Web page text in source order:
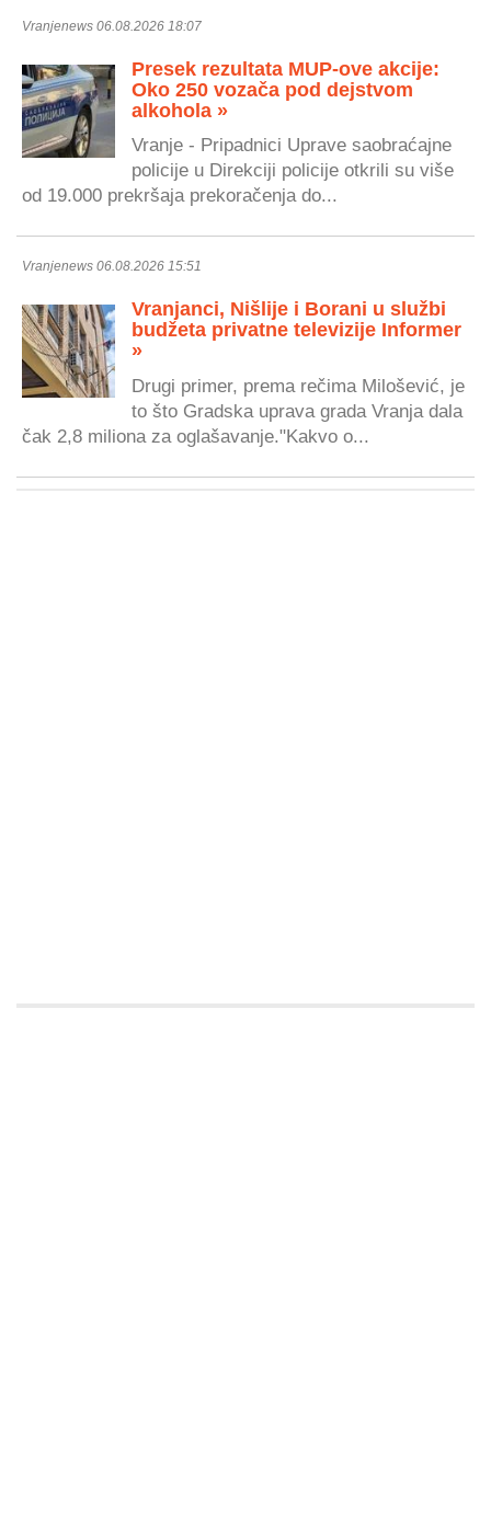
Vranjenews 06.08.2026 18:07
Presek rezultata MUP-ove akcije:
Oko 250 vozača pod dejstvom
alkohola »
Vranje - Pripadnici Uprave saobraćajne
policije u Direkciji policije otkrili su više
od 19.000 prekršaja prekoračenja do...
Vranjenews 06.08.2026 15:51
Vranjanci, Nišlije i Borani u službi
budžeta privatne televizije Informer
»
Drugi primer, prema rečima Milošević, je
to što Gradska uprava grada Vranja dala
čak 2,8 miliona za oglašavanje."Kakvo o...